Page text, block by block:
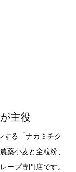
主役
する「ナカミチク
薬小麦と全粒粉、
ープ専門店です。